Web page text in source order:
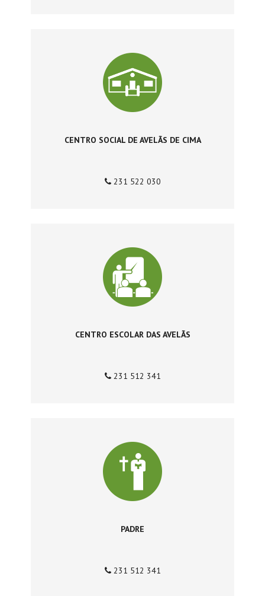
CENTRO SOCIAL DE AVELÃS DE CIMA
231 522 030
CENTRO ESCOLAR DAS AVELÃS
231 512 341
PADRE
231 512 341